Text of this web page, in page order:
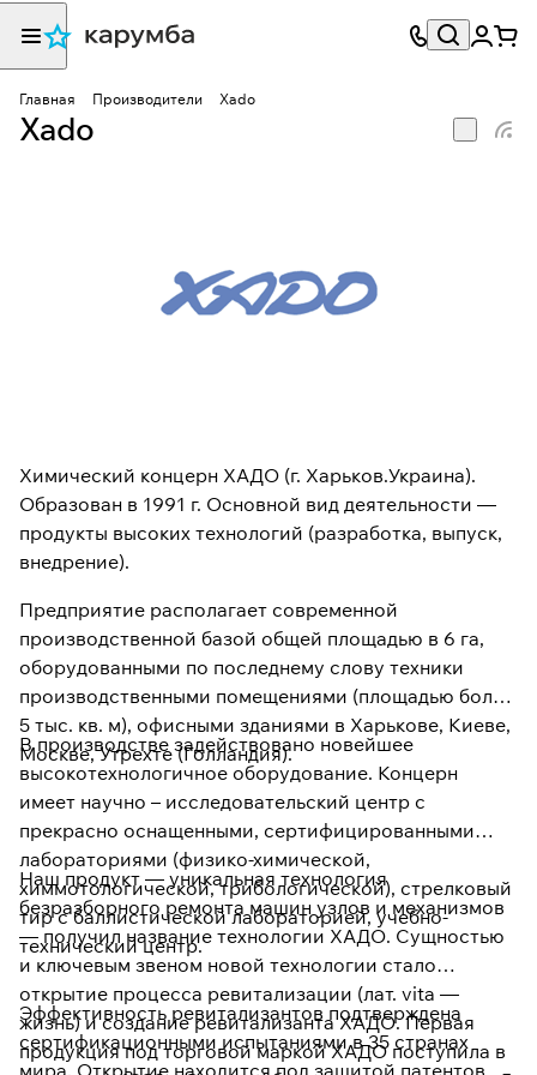
Главная Производители Xado
Xado
Химический концерн ХАДО (г. Харьков.Украина).
Образован в 1991 г. Основной вид деятельности —
продукты высоких технологий (разработка, выпуск,
внедрение).
Предприятие располагает современной
производственной базой общей площадью в 6 га,
оборудованными по последнему слову техники
производственными помещениями (площадью более
5 тыс. кв. м), офисными зданиями в Харькове, Киеве,
Москве, Утрехте (Голландия).
В производстве задействовано новейшее
высокотехнологичное оборудование. Концерн
имеет научно – исследовательский центр с
прекрасно оснащенными, сертифицированными
лабораториями (физико-химической,
химмотологической, трибологической), стрелковый
тир с баллистической лабораторией, учебно-
технический центр.
Наш продукт — уникальная технология
безразборного ремонта машин узлов и механизмов
— получил название технологии ХАДО. Сущностью
и ключевым звеном новой технологии стало
открытие процесса ревитализации (лат. vita —
жизнь) и создание ревитализанта ХАДО. Первая
продукция под торговой маркой ХАДО поступила в
Эффективность ревитализантов подтверждена
сертификационными испытаниями в 35 странах
мира. Открытие находится под защитой патентов